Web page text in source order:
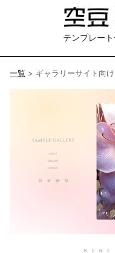
テンプレー
一覧 > ギャラリーサイト向